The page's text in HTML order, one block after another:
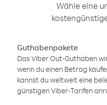
Wähle eine
Guthabenpakete
Das Viber Out-Guthaben
wenn du einen Betrag
kannst du weltweit eine
günstigen Viber-Tarifen